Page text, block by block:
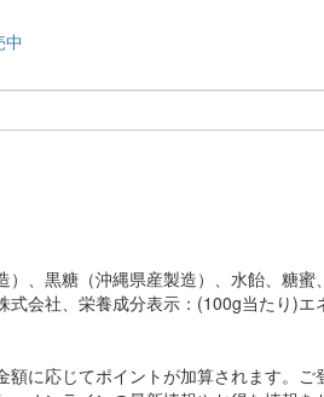
、黒糖（沖縄県産製造）、水飴、糖
会社、栄養成分表示：(100g当たり)
に応じてポイントが加算されます。